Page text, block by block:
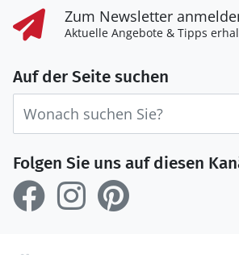
Zum Newsletter
Aktuelle Angebote & Tipps
Auf der Seite suchen
Folgen Sie uns auf diesen